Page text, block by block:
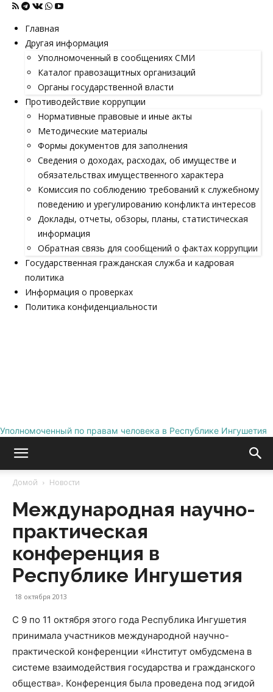
Главная
Другая информация
Уполномоченный в сообщениях СМИ
Каталог правозащитных организаций
Органы государственной власти
Противодействие коррупции
Нормативные правовые и иные акты
Методические материалы
Формы документов для заполнения
Сведения о доходах, расходах, об имуществе и
обязательствах имущественного характера
Комиссия по соблюдению требований к служебному
поведению и урегулированию конфликта интересов
Доклады, отчеты, обзоры, планы, статистическая
информация
Обратная связь для сообщений о фактах коррупции
Государственная гражданская служба и кадровая
политика
Информация о проверках
Политика конфиденциальности
Уполномоченный по правам человека в Республике Ингушетия
Домой Новости
Международная научно-
практическая
конференция в
Республике Ингушетия
18 октября 2013
С 9 по 11 октября этого года Республика Ингушетия
принимала участников международной научно-
практической конференции «Институт омбудсмена в
системе взаимодействия государства и гражданского
общества». Конференция была проведена под эгидой